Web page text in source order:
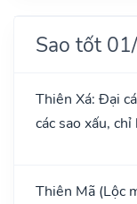
Sao tốt
Thiên Xá: Đại
các sao xấu,
Thiên Mã (Lộc